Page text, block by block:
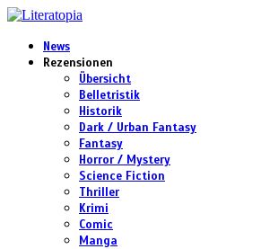
News
Rezensionen
Übersicht
Belletristik
Historik
Dark / Urban Fantasy
Fantasy
Horror / Mystery
Science Fiction
Thriller
Krimi
Comic
Manga